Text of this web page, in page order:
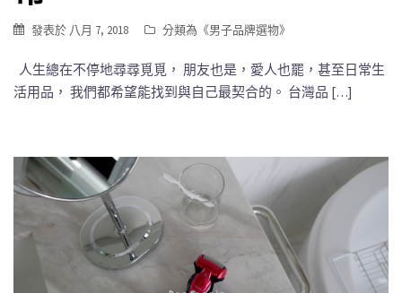
發表於 八月 7, 2018 分類為《男子品牌選物》
人生總在不停地尋尋覓覓， 朋友也是，愛人也罷，甚至日常生
活用品， 我們都希望能找到與自己最契合的。 台灣品 […]